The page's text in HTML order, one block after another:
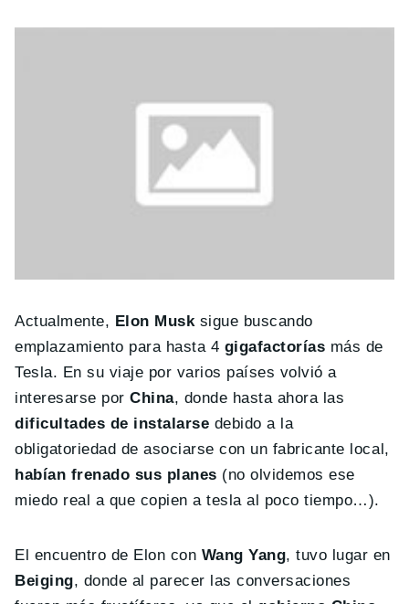
Actualmente, Elon Musk sigue buscando
emplazamiento para hasta 4 gigafactorías más de
Tesla. En su viaje por varios países volvió a
interesarse porChina, donde hasta ahora las
dificultades de instalarse debido a la
obligatoriedad de asociarse con un fabricante local,
habían frenado sus planes (no olvidemos ese
miedo real a que copien a tesla al poco tiempo…).
El encuentro de Elon con Wang Yang, tuvo lugar en
Beiging, donde al parecer las conversaciones